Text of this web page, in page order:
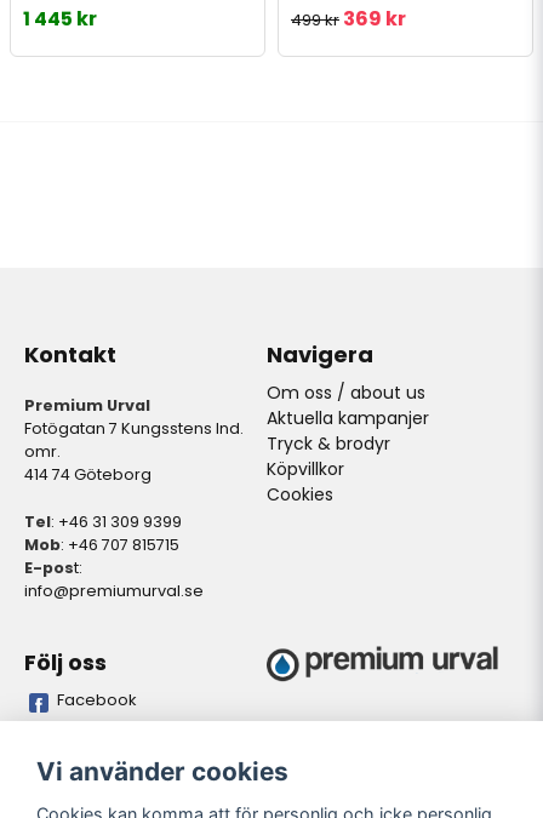
1 445 kr 499 kr 369 kr
Kontakt
Premium Urval
Fotögatan 7 Kungsstens Ind.
omr.
414 74 Göteborg
Tel: +46 31 309 9399
Mob: +46 707 815715
E-post:
info@premiumurval.se
Navigera
Om oss / about us
Aktuella kampanjer
Tryck & brodyr
Köpvillkor
Cookies
Följ oss
Facebook
Bankgiro
5837-9371 528641-4
Vi använder cookies
Cookies kan komma att för personlig och icke personlig